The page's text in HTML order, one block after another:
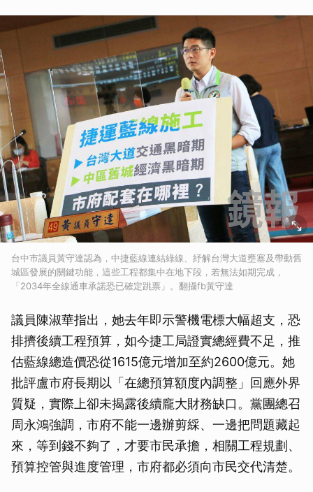
台中市議員黃守達認為，中捷藍線連結綠線、紓解台灣大道壅塞及帶動舊
城區發展的關鍵功能，這些工程都集中在地下段，若無法如期完成，
「2034年全線通車承諾恐已確定跳票」。翻攝fb黃守達
議員陳淑華指出，她去年即示警機電標大幅超支，恐
排擠後續工程預算，如今捷工局證實總經費不足，推
估藍線總造價恐從1615億元增加至約2600億元。她
批評盧市府長期以「在總預算額度內調整」回應外界
質疑，實際上卻未揭露後續龐大財務缺口。黨團總召
周永鴻強調，市府不能一邊辦剪綵、一邊把問題藏起
來，等到錢不夠了，才要市民承擔，相關工程規劃、
預算控管與進度管理，市府都必須向市民交代清楚。